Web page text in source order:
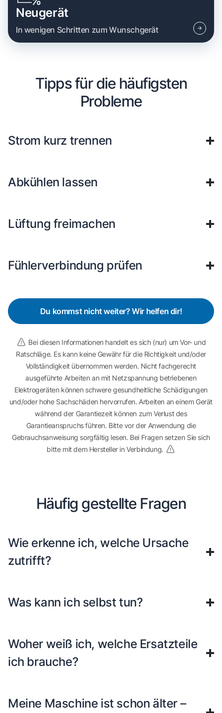
Neugerät
In wenigen Schritten zum Wunschgerät
Tipps für die häufigsten
Probleme
Strom kurz trennen
Abkühlen lassen
Lüftung freimachen
Fühlerverbindung prüfen
Du kommst nicht weiter? Wir helfen dir!
Bei diesen Informationen handelt es sich (nur) um Vor- und
Ratschläge. Es kann keine Gewähr für die Richtigkeit und/oder
Vollständigkeit übernommen werden. Nicht fachgerecht
ausgeführte Arbeiten an mit Netzspannung betriebenen
Elektrogeräten können schwere gesundheitliche Schädigungen
und/oder hohe Sachschäden hervorrufen. Arbeiten an einem Gerät
während der Garantiezeit können zum Verlust des
Garantieanspruchs führen. Bitte vor der Anwendung die
Gebrauchsanweisung sorgfältig lesen. Bei Fragen setzen Sie sich
bitte mit dem Hersteller in Verbindung.
Häufig gestellte Fragen
Wie erkenne ich, welche Ursache
zutrifft?
Was kann ich selbst tun?
Woher weiß ich, welche Ersatzteile
ich brauche?
Meine Maschine ist schon älter –